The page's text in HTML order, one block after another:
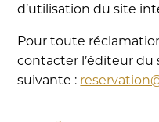
d’utilisation du site
Pour toute
contacter l’éditeur du
suivante :